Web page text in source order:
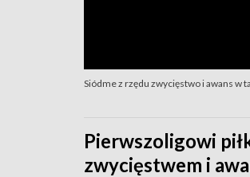
Siódme z rzędu zwycięstwo i awans w
Pierwszoligowi
zwycięstwem i